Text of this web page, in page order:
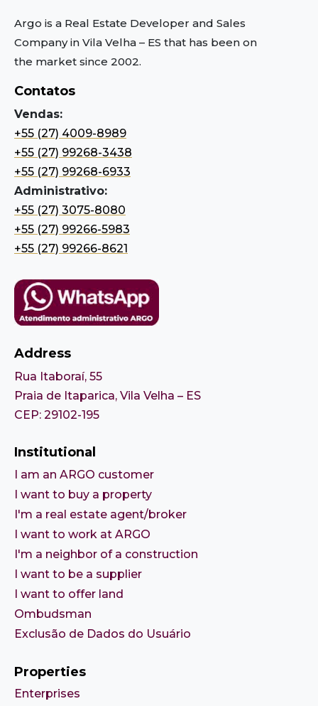
Argo is a Real Estate Developer and Sales
Company in Vila Velha – ES that has been on
the market since 2002.
Contatos
Vendas:
+55 (27) 4009-8989
+55 (27) 99268-3438
+55 (27) 99268-6933
Administrativo:
+55 (27) 3075-8080
+55 (27) 99266-5983
+55 (27) 99266-8621
Address
Rua Itaboraí, 55
Praia de Itaparica, Vila Velha – ES
CEP: 29102-195
Institutional
I am an ARGO customer
I want to buy a property
I'm a real estate agent/broker
I want to work at ARGO
I'm a neighbor of a construction
I want to be a supplier
I want to offer land
Ombudsman
Exclusão de Dados do Usuário
Properties
Enterprises